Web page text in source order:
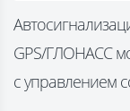
GPS/ГЛОНАСС
с управлением